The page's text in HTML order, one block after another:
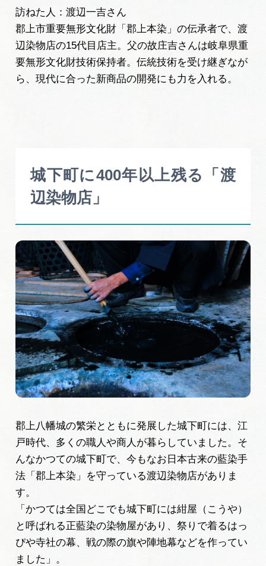
体験予約サイト「ＶＩＳＩＴ岐阜県」
岐阜県アウトドア観光キャンペーン
岐阜県まるごと観光エリアガイド
フォトライブラリー
お問い合わせ
運営組織
広告掲載
サイトポリシー
訪ねた人：渡辺一吉さん
郡上市重要無形文化財「郡上本染」の伝承者で、渡
辺染物店の15代目店主。父の故庄吉さんは岐阜県重
要無形文化財技術保持者。伝統技術を受け継ぎなが
ら、現代に合った新商品の開発にも力を入れる。
城下町に400年以上残る「渡
辺染物店」
郡上八幡城の繁栄とともに発展した城下町には、江
戸時代、多くの職人や商人が暮らしていました。そ
んなかつての城下町で、今もなお日本古来の藍染手
法「郡上本染」を守っている渡辺染物店がありま
す。
「かつては全国どこでも城下町には紺屋（こうや）
と呼ばれる正藍染の染物屋があり、祭りで着るはっ
ぴや寺社の幕、戦の際の旗や陣地幕などを作ってい
ました」。